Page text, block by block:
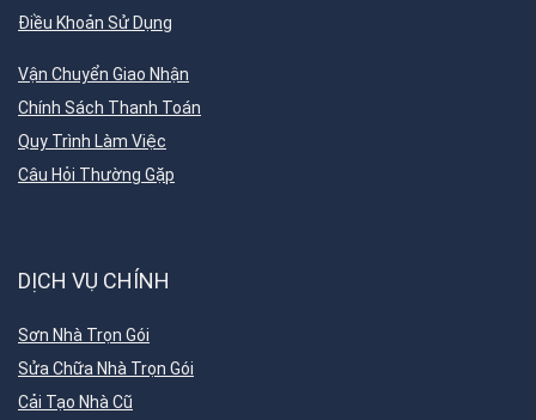
Điều Khoản Sử Dụng
Vận Chuyển Giao Nhận
Chính Sách Thanh Toán
Quy Trình Làm Việc
Câu Hỏi Thường Gặp
DỊCH VỤ CHÍNH
Sơn Nhà Trọn Gói
Sửa Chữa Nhà Trọn Gói
Cải Tạo Nhà Cũ